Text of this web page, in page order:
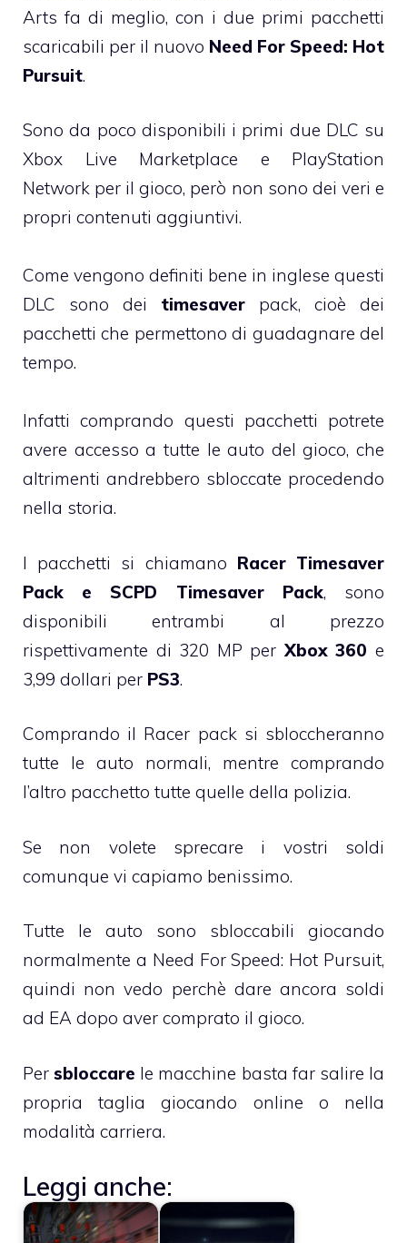
Arts fa di meglio, con i due primi pacchetti
scaricabili per il nuovo Need For Speed: Hot
Pursuit.
Sono da poco disponibili i primi due DLC su
Xbox Live Marketplace e PlayStation
Network per il gioco, però non sono dei veri e
propri contenuti aggiuntivi.
Come vengono definiti bene in inglese questi
DLC sono dei timesaver pack, cioè dei
pacchetti che permettono di guadagnare del
tempo.
Infatti comprando questi pacchetti potrete
avere accesso a tutte le auto del gioco, che
altrimenti andrebbero sbloccate procedendo
nella storia.
I pacchetti si chiamano Racer Timesaver
Pack e SCPD Timesaver Pack, sono
disponibili entrambi al prezzo
rispettivamente di 320 MP per Xbox 360 e
3,99 dollari per PS3.
Comprando il Racer pack si sbloccheranno
tutte le auto normali, mentre comprando
l’altro pacchetto tutte quelle della polizia.
Se non volete sprecare i vostri soldi
comunque vi capiamo benissimo.
Tutte le auto sono sbloccabili giocando
normalmente a Need For Speed: Hot Pursuit,
quindi non vedo perchè dare ancora soldi
ad EA dopo aver comprato il gioco.
Persbloccare le macchine basta far salire la
propria taglia giocando online o nella
modalità carriera.
Leggi anche: